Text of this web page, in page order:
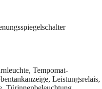
Tempomat-
Leistungsrelais,